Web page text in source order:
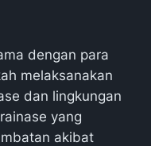
dengan para
melaksanakan
dan lingkungan
yang
akibat